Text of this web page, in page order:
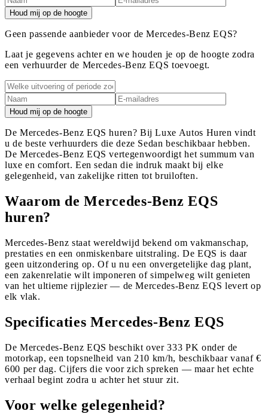
Houd mij op de hoogte
Geen passende aanbieder voor de Mercedes-Benz EQS?
Laat je gegevens achter en we houden je op de hoogte zodra
een verhuurder de Mercedes-Benz EQS toevoegt.
Houd mij op de hoogte
De Mercedes-Benz EQS huren? Bij Luxe Autos Huren vindt
u de beste verhuurders die deze Sedan beschikbaar hebben.
De Mercedes-Benz EQS vertegenwoordigt het summum van
luxe en comfort. Een sedan die indruk maakt bij elke
gelegenheid, van zakelijke ritten tot bruiloften.
Waarom de Mercedes-Benz EQS
huren?
Mercedes-Benz staat wereldwijd bekend om vakmanschap,
prestaties en een onmiskenbare uitstraling. De EQS is daar
geen uitzondering op. Of u nu een onvergetelijke dag plant,
een zakenrelatie wilt imponeren of simpelweg wilt genieten
van het ultieme rijplezier — de Mercedes-Benz EQS levert op
elk vlak.
Specificaties Mercedes-Benz EQS
De Mercedes-Benz EQS beschikt over 333 PK onder de
motorkap, een topsnelheid van 210 km/h, beschikbaar vanaf €
600 per dag. Cijfers die voor zich spreken — maar het echte
verhaal begint zodra u achter het stuur zit.
Voor welke gelegenheid?